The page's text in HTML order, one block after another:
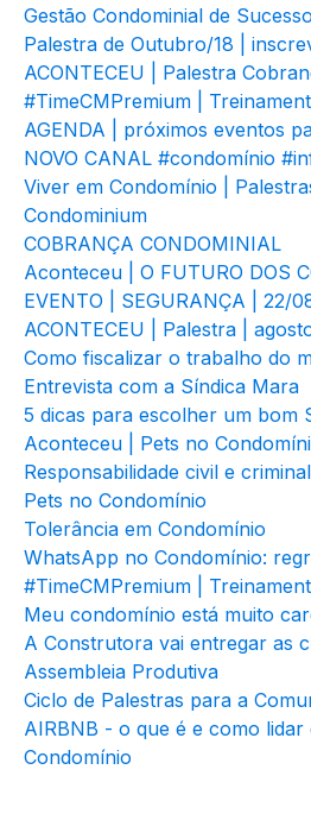
Gestão Condominial de Sucesso
Palestra de Outubro/18 |
ACONTECEU | Palestra
#TimeCMPremium |
AGENDA | próximos eventos
NOVO CANAL #condomínio
Viver em Condomínio |
Condominium
COBRANÇA CONDOMINIAL
Aconteceu | O FUTURO DOS
EVENTO | SEGURANÇA | 22/
ACONTECEU | Palestra |
Como fiscalizar o trabalho do
Entrevista com a Síndica Mara
5 dicas para escolher um bom
Aconteceu | Pets no
Responsabilidade civil e
Pets no Condomínio
Tolerância em Condomínio
WhatsApp no Condomínio:
#TimeCMPremium |
Meu condomínio está muito
A Construtora vai entregar as
Assembleia Produtiva
Ciclo de Palestras para a
AIRBNB - o que é e como
Condomínio